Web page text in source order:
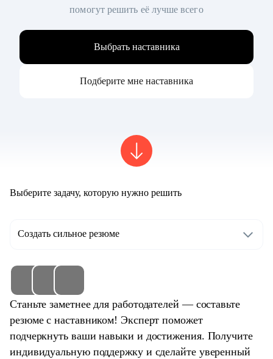
помогут решить её лучше всего
Выбрать наставника
Подберите мне наставника
Выберите задачу, которую нужно решить
Создать сильное резюме
Станьте заметнее для работодателей — составьте
резюме с наставником! Эксперт поможет
подчеркнуть ваши навыки и достижения. Получите
индивидуальную поддержку и сделайте уверенный